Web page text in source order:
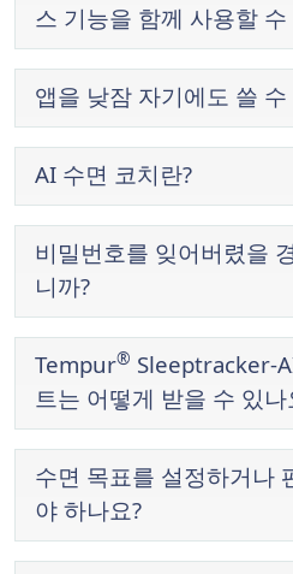
스 기능을 함께 사용할 수
앱을 낮잠 자기에도 쓸 수
AI 수면 코치란?
비밀번호를 잊어버렸을
니까?
Tempur® Sleeptracker-
트는 어떻게 받을 수 있나
수면 목표를 설정하거나
야 하나요?